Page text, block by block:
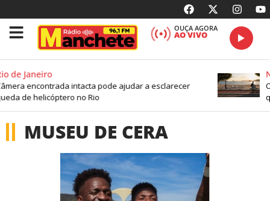
OUÇA AGORA
AO VIVO
de Janeiro
encontrada intacta pode ajudar a esclarecer
de helicóptero no Rio
MUSEU DE CERA